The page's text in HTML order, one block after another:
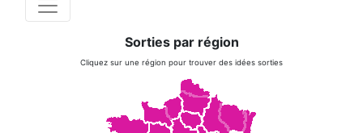
Sorties par région
Cliquez sur une région pour trouver des idées sorties